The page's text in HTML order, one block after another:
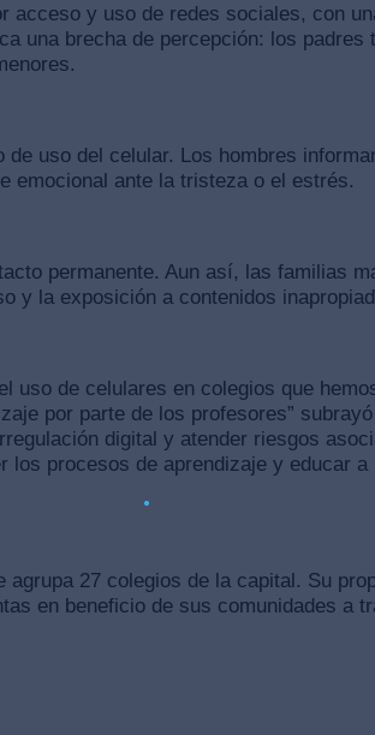
y uso de redes sociales, con
una brecha de percepción: los
uso del celular. Los hombres
emocional ante la tristeza o el estrés.
permanente. Aun así, las familias
y la exposición a contenidos
de celulares en colegios que
por parte de los profesores”
digital y atender riesgos
procesos de aprendizaje y educar
27 colegios de la capital. Su
en beneficio de sus comunidades a